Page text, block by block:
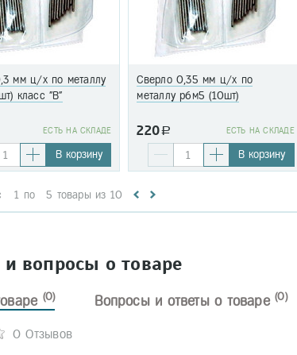
мм ц/х по металлу
класс "В"
EСТЬ НА СКЛАДЕ
В корзину
Сверло 0,35 мм ц/х по
металлу р6м5 (10шт)
220a EСТЬ НА СКЛАДЕ
В корзину
1 по 5 товары из 10
вопросы о товаре
(0)
0 Отзывов
Вопросы и ответы о товаре(0)